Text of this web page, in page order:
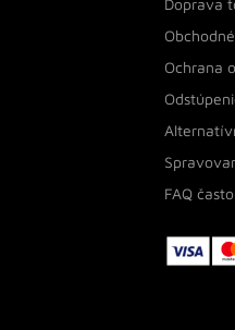
Doprava
Ochrana
FAQ